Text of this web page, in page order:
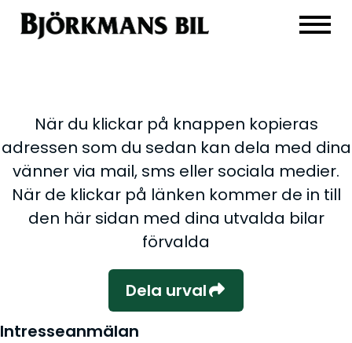
När du klickar på knappen kopieras
adressen som du sedan kan dela med dina
vänner via mail, sms eller sociala medier.
När de klickar på länken kommer de in till
den här sidan med dina utvalda bilar
förvalda
Dela urval
Intresseanmälan